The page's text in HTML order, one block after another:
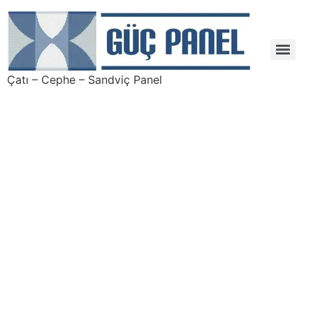
Çatı – Cephe – Sandviç Panel